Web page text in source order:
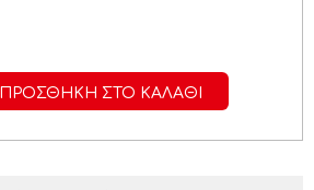
ΠΡΟΣΘΉΚΗ ΣΤΟ ΚΑΛΆΘΙ